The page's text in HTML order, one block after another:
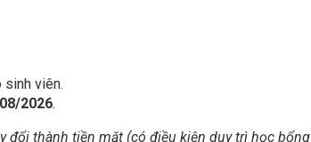
sinh viên.
2026.
đổi thành tiền mặt (có điều kiện duy trì học bổng